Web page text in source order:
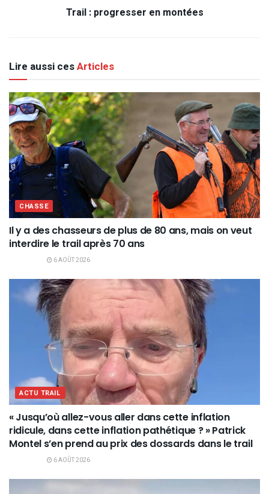
Trail : progresser en montées
Lire aussi cesArticles
CHASSE
Il y a des chasseurs de plus de 80 ans, mais on veut
interdire le trail après 70 ans
6 AOÛT 2026
ACTU TRAIL
« Jusqu’où allez-vous aller dans cette inflation
ridicule, dans cette inflation pathétique ? » Patrick
Montel s’en prend au prix des dossards dans le trail
6 AOÛT 2026